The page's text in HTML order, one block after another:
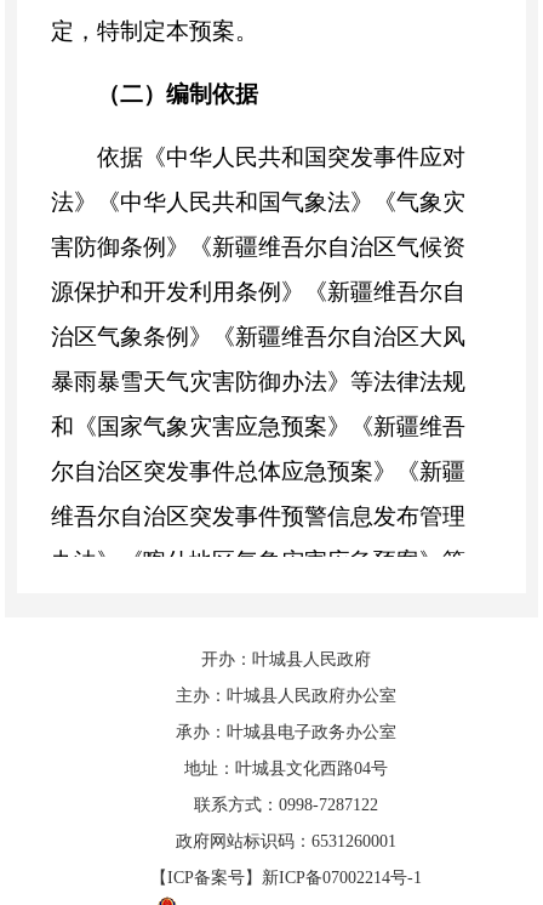
定，特制定本预案。
（二） 编制依据
依据《中华人民共和国突发事件应对
法》《中华人民共和国气象法》《气象灾
害防御条例》《新疆维吾尔自治区气候资
源保护和开发利用条例》《新疆维吾尔自
治区气象条例》《新疆维吾尔自治区大风
暴雨暴雪天气灾害防御办法》等法律法规
和《国家气象灾害应急预案》《新疆维吾
尔自治区突发事件总体应急预案》《新疆
维吾尔自治区突发事件预警信息发布管理
办法》
《喀什地区气象灾害应急预案》等
指导思想
坚持以习近平新时代中国特色社会主
义思想为指导，深入贯彻落实习近平总书
“两个坚持、三个转变”防灾减灾救灾新
理念，认真落实习近平总书记关于气象工
开办：叶城县人民政府
主办：叶城县人民政府办公室
承办：叶城县电子政务办公室
地址：叶城县文化西路04号
联系方式：0998-7287122
政府网站标识码：6531260001
【ICP备案号】新ICP备07002214号-1